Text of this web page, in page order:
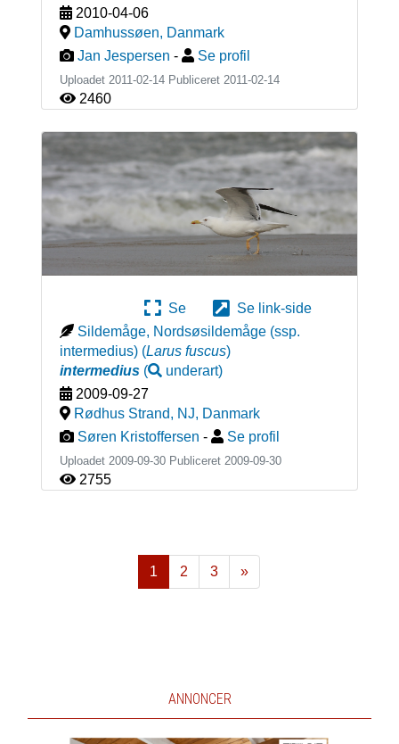
2010-04-06
Damhussøen, Danmark
Jan Jespersen - Se profil
Uploadet 2011-02-14 Publiceret 2011-02-14
2460
Se
Se link-side
Sildemåge, Nordsøsildemåge (ssp.
intermedius) (Larus fuscus)
intermedius( underart)
2009-09-27
Rødhus Strand, NJ, Danmark
Søren Kristoffersen - Se profil
Uploadet 2009-09-30 Publiceret 2009-09-30
2755
1 2 3
»
Næste
ANNONCER